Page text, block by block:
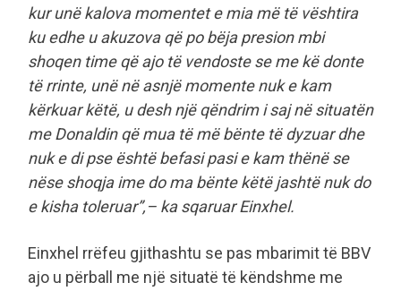
kur unë kalova momentet e mia më të vështira
ku edhe u akuzova që po bëja presion mbi
shoqen time që ajo të vendoste se me kë donte
të rrinte, unë në asnjë momente nuk e kam
kërkuar këtë, u desh një qëndrim i saj në situatën
me Donaldin që mua të më bënte të dyzuar dhe
nuk e di pse është befasi pasi e kam thënë se
nëse shoqja ime do ma bënte këtë jashtë nuk do
e kisha toleruar”,– ka sqaruar Einxhel.
Einxhel rrëfeu gjithashtu se pas mbarimit të BBV
ajo u përball me një situatë të këndshme me